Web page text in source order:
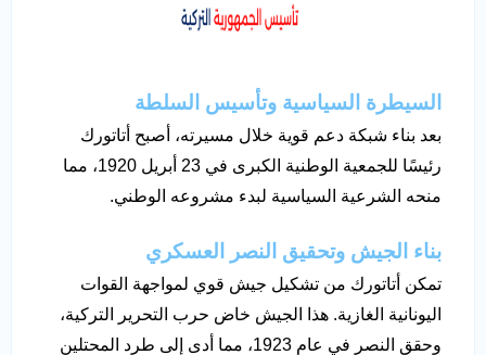
السيطرة السياسية وتأسيس السلطة
بعد بناء شبكة دعم قوية خلال مسيرته، أصبح أتاتورك
رئيسًا للجمعية الوطنية الكبرى في 23 أبريل 1920، مما
منحه الشرعية السياسية لبدء مشروعه الوطني.
بناء الجيش وتحقيق النصر العسكري
تمكن أتاتورك من تشكيل جيش قوي لمواجهة القوات
اليونانية الغازية. هذا الجيش خاض حرب التحرير التركية،
وحقق النصر في عام 1923، مما أدى إلى طرد المحتلين